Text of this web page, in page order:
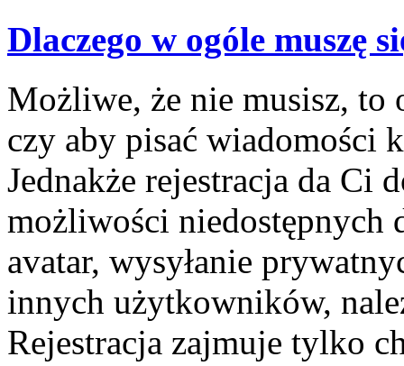
Dlaczego w ogóle muszę
Możliwe, że nie musisz, to
czy aby pisać wiadomości
Jednakże rejestracja da Ci
możliwości niedostępnych
avatar, wysyłanie
innych użytkowników,
Rejestracja zajmuje tylko